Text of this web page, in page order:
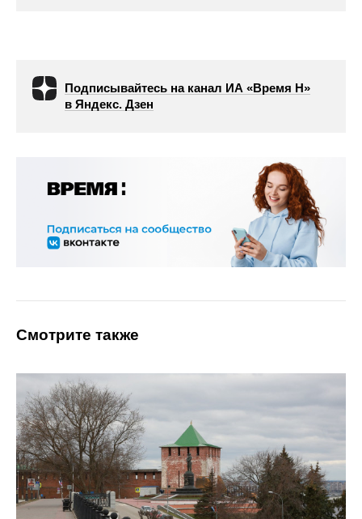
Подписывайтесь на канал ИА «Время Н»
в Яндекс. Дзен
Смотрите также